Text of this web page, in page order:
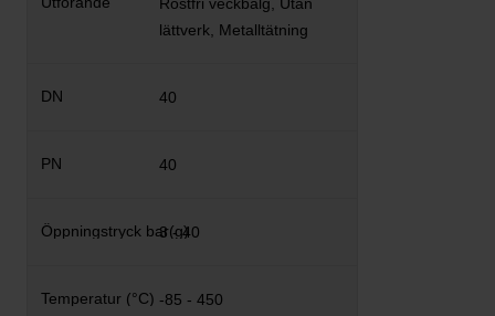
lättverk, Metalltätning
40
40
3 - 40
-85 - 450